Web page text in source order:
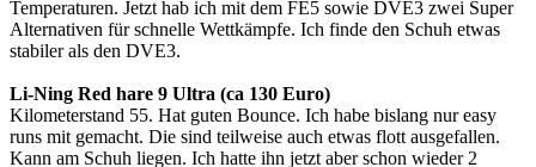
Temperaturen. Jetzt hab ich mit dem FE5 sowie DVE3 zwei Super
Alternativen für schnelle Wettkämpfe. Ich finde den Schuh etwas
stabiler als den DVE3.
Li-Ning Red hare 9 Ultra (ca 130 Euro)
Kilometerstand 55. Hat guten Bounce. Ich habe bislang nur easy
runs mit gemacht. Die sind teilweise auch etwas flott ausgefallen.
Kann am Schuh liegen. Ich hatte ihn jetzt aber schon wieder 2